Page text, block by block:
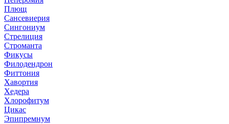
Плющ
Сансевиерия
Сингониум
Стрелиция
Строманта
Фикусы
Филодендрон
Фиттония
Хавортия
Хедера
Хлорофитум
Цикас
Эпипремнум